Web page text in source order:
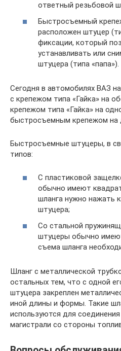
ответный резьбовой
Быстросъемный
расположен штуцер
фиксации, который
устанавливать или
штуцера (типа «папа»).
Сегодня в автомобилях ВАЗ
с крепежом типа «Гайка» на
крепежом типа «Гайка» на
быстросъемным крепежом на
Быстросъемные штуцеры, в
типов:
С пластиковой
обычно имеют
шланга нужно нажать
штуцера;
Со стальной
штуцеры обычно
съема шланга
Шланг с металлической
остальных тем, что с одной
штуцера закреплен
иной длины и формы. Такие
используются для
магистрали со стороны